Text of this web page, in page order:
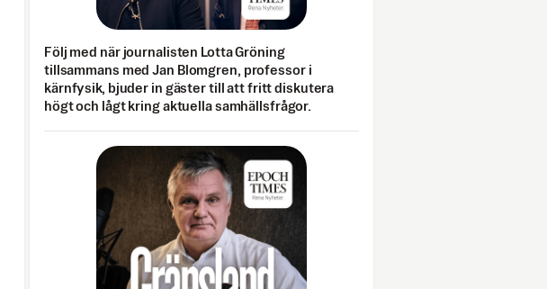
Följ med när journalisten Lotta Gröning
tillsammans med Jan Blomgren, professor i
kärnfysik, bjuder in gäster till att fritt diskutera
högt och lågt kring aktuella samhällsfrågor.